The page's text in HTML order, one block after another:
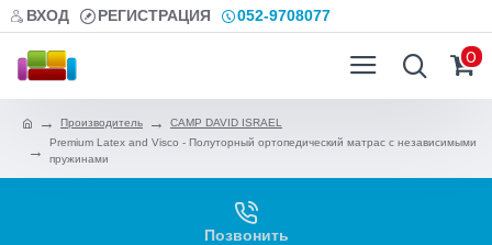
ВХОД РЕГИСТРАЦИЯ 052-9708077
0
Производитель
CAMP DAVID ISRAEL
Premium Latex and Visco - Полуторный ортопедический матрас с независимыми
пружинами
Позвонить